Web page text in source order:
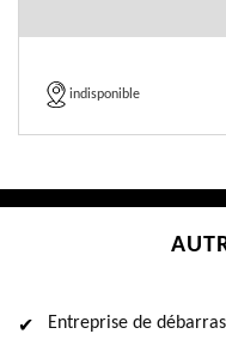
indisponible
Entreprise de